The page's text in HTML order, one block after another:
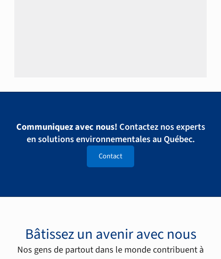
Communiquez avec nous! Contactez nos experts
en solutions environnementales au Québec.
Contact
Bâtissez un avenir avec nous
Nos gens de partout dans le monde contribuent à